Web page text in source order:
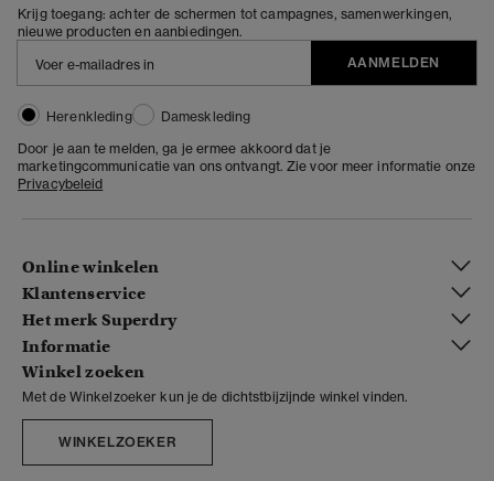
Krijg toegang: achter de schermen tot campagnes, samenwerkingen,
nieuwe producten en aanbiedingen.
AANMELDEN
Herenkleding
Dameskleding
Door je aan te melden, ga je ermee akkoord dat je
marketingcommunicatie van ons ontvangt. Zie voor meer informatie onze
Privacybeleid
Online winkelen
Klantenservice
Het merk Superdry
Informatie
Winkel zoeken
Met de Winkelzoeker kun je de dichtstbijzijnde winkel vinden.
WINKELZOEKER